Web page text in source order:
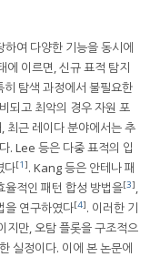
여 다양한 기능을 동시에
에 이르면, 신규 표적 탐지
탐색 과정에서 불필요한
되고 최악의 경우 자원 포
최근 레이다 분야에서는 추
. Lee 등은 다중 표적의 입
다[1]. Kang 등은 안테나 패
적인 패턴 합성 방법을[3],
을 연구하였다[4]. 이러한 기
지만, 오탐 플롯을 구조적으
실정이다. 이에 본 논문에